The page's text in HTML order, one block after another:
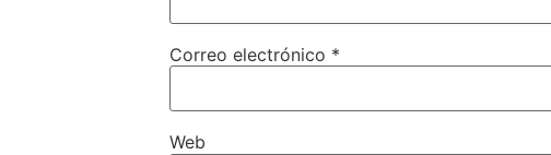
Correo electrónico *
Web